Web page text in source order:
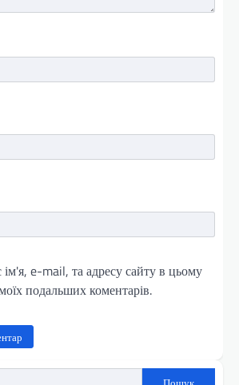
ім'я, e-mail, та адресу сайту в цьому
подальших коментарів.